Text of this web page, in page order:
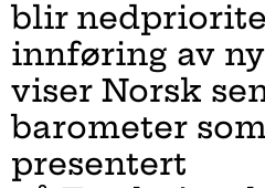
blir
innføring av
viser Norsk
barometer
presentert